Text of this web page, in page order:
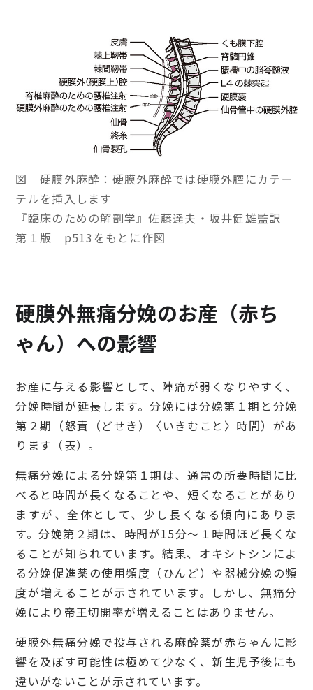
図 硬膜外麻酔：硬膜外麻酔では硬膜外腔にカテー
テルを挿入します
『臨床のための解剖学』佐藤達夫・坂井健雄監訳
第１版 p513をもとに作図
硬膜外無痛分娩のお産（赤ち
ゃん）への影響
お産に与える影響として、陣痛が弱くなりやすく、
分娩時間が延長します。分娩には分娩第１期と分娩
第２期（怒責（どせき）〈いきむこと〉時間）があ
ります（表）。
無痛分娩による分娩第１期は、通常の所要時間に比
べると時間が長くなることや、短くなることがあり
ますが、全体として、少し長くなる傾向にありま
す。分娩第２期は、時間が15分〜１時間ほど長くな
ることが知られています。結果、オキシトシンによ
る分娩促進薬の使用頻度（ひんど）や器械分娩の頻
度が増えることが示されています。しかし、無痛分
娩により帝王切開率が増えることはありません。
硬膜外無痛分娩で投与される麻酔薬が赤ちゃんに影
響を及ぼす可能性は極めて少なく、新生児予後にも
違いがないことが示されています。